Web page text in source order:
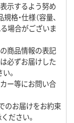
示するよう努め
格・仕様（容量、
場合がございま
商品情報の表記
必ずお届けした
。
ー等にお問い合
のお届けをお約束
ださい。